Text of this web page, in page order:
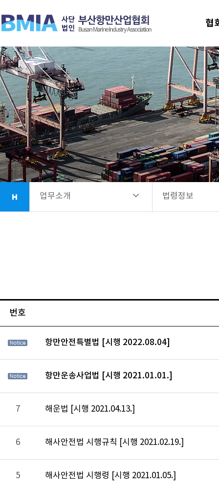
협
업무소개
업무소개
항만시설소개
회원사안내
소식정보
법령정보
협회가입 안내
보도자료
법령정보
번호
항만안전특별법 [시행 2022.08.04]
항만운송사업법 [시행 2021.01.01.]
7 해운법 [시행 2021.04.13.]
6 해사안전법 시행규칙 [시행 2021.02.19.]
5 해사안전법 시행령 [시행 2021.01.05.]